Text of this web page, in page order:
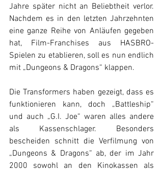
Jahre später nicht an Beliebtheit verlor.
Nachdem es in den letzten Jahrzehnten
eine ganze Reihe von Anläufen gegeben
hat, Film-Franchises aus HASBRO-
Spielen zu etablieren, soll es nun endlich
mit „Dungeons & Dragons“ klappen.
Die Transformers haben gezeigt, dass es
funktionieren kann, doch „Battleship“
und auch „G.I. Joe“ waren alles andere
als Kassenschlager. Besonders
bescheiden schnitt die Verfilmung von
„Dungeons & Dragons“ ab, der im Jahr
2000 sowohl an den Kinokassen als